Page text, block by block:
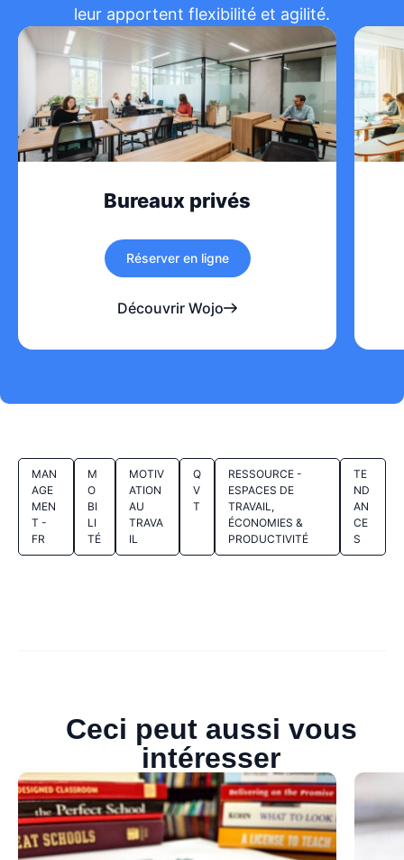
leur apportent flexibilité et agilité.
Bureaux privés
Réserver en ligne
Découvrir Wojo
MAN
AGE
MEN
T -
FR
M
O
BI
LI
TÉ
MOTIV
ATION
AU
TRAVA
IL
Q
V
T
RESSOURCE -
ESPACES DE
TRAVAIL,
ÉCONOMIES &
PRODUCTIVITÉ
TE
ND
AN
CE
S
Ceci peut aussi vous
intéresser